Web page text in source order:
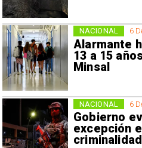
6
Alarmante
13 a 15
Minsal
NACIONAL
6
Gobierno
excepción
criminalidad
NACIONAL